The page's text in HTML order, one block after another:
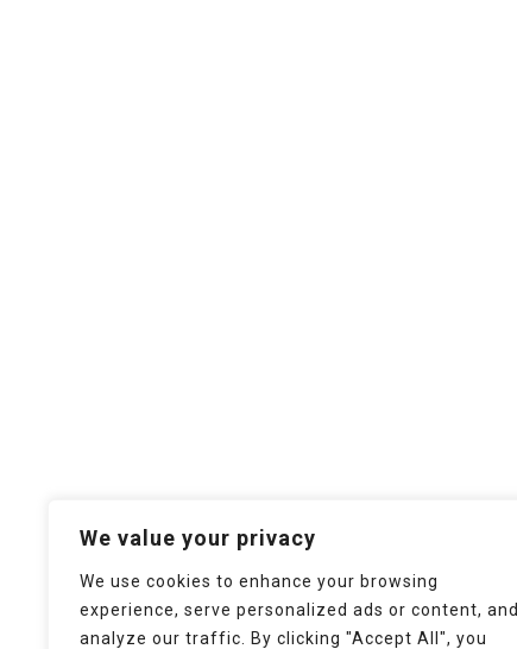
We value your privacy
We use cookies to enhance your browsing
experience, serve personalized ads or content, and
analyze our traffic. By clicking "Accept All", you